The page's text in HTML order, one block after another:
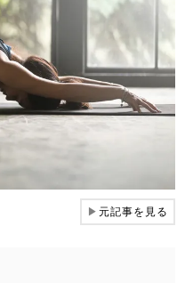
▶元記事を見る